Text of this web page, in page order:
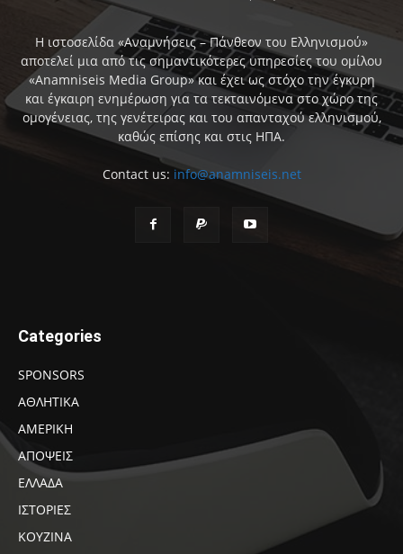
Η ιστοσελίδα «Αναμνήσεις – Πάνθεον του Ελληνισμού»
αποτελεί μια από τις σημαντικότερες υπηρεσίες του ομίλου
«Anamniseis Media Group» και έχει ως στόχο την έγκυρη
και έγκαιρη ενημέρωση για τα τεκταινόμενα στο χώρο της
ομογένειας, της γενέτειρας και του απανταχού ελληνισμού,
καθώς επίσης και στις ΗΠΑ.
Contact us: info@anamniseis.net
Categories
SPONSORS
ΑΘΛΗΤΙΚΑ
ΑΜΕΡΙΚΗ
ΑΠΟΨΕΙΣ
ΕΛΛΑΔΑ
ΙΣΤΟΡΙΕΣ
ΚΟΥΖΙΝΑ